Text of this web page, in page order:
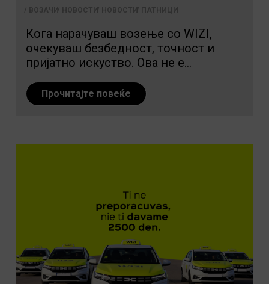
ВОЗАЧИ НОВОСТИ НОВОСТИ
Кога нарачуваш возење со WIZI,
очекуваш безбедност, точност и
пријатно искуство. Ова не е...
Прочитајте повеќе